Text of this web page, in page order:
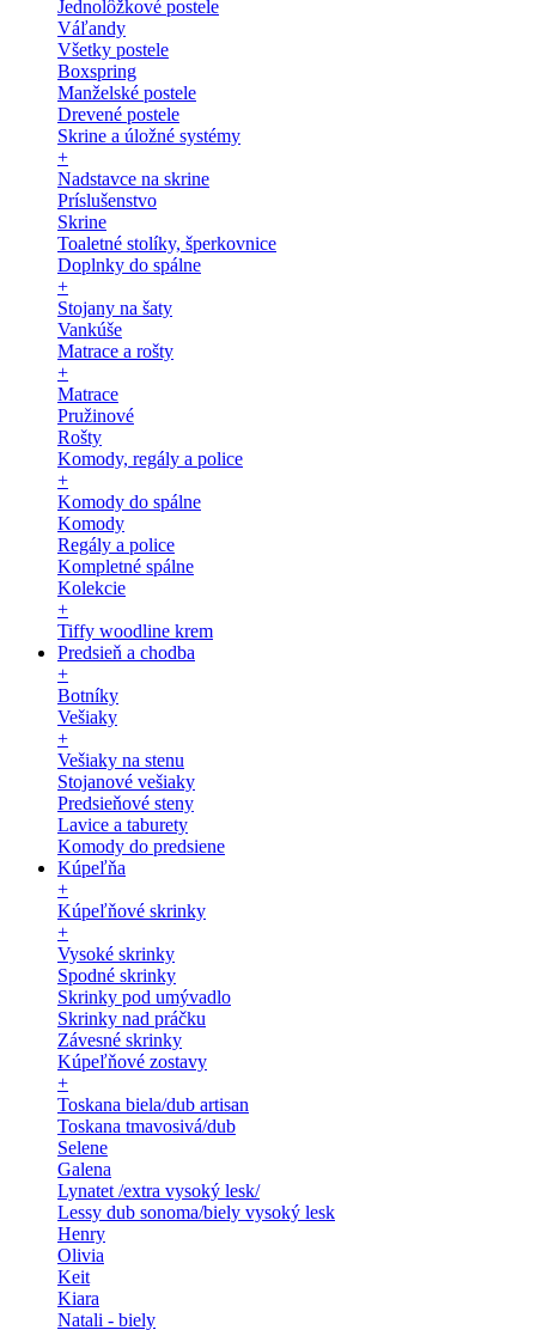
Jednolôžkové postele
Váľandy
Všetky postele
Boxspring
Manželské postele
Drevené postele
Skrine a úložné systémy
+
Nadstavce na skrine
Príslušenstvo
Skrine
Toaletné stolíky, šperkovnice
Doplnky do spálne
+
Stojany na šaty
Vankúše
Matrace a rošty
+
Matrace
Pružinové
Rošty
Komody, regály a police
+
Komody do spálne
Komody
Regály a police
Kompletné spálne
Kolekcie
+
Tiffy woodline krem
Predsieň a chodba
+
Botníky
Vešiaky
+
Vešiaky na stenu
Stojanové vešiaky
Predsieňové steny
Lavice a taburety
Komody do predsiene
Kúpeľňa
+
Kúpeľňové skrinky
+
Vysoké skrinky
Spodné skrinky
Skrinky pod umývadlo
Skrinky nad práčku
Závesné skrinky
Kúpeľňové zostavy
+
Toskana biela/dub artisan
Toskana tmavosivá/dub
Selene
Galena
Lynatet /extra vysoký lesk/
Lessy dub sonoma/biely vysoký lesk
Henry
Olivia
Keit
Kiara
Natali - biely